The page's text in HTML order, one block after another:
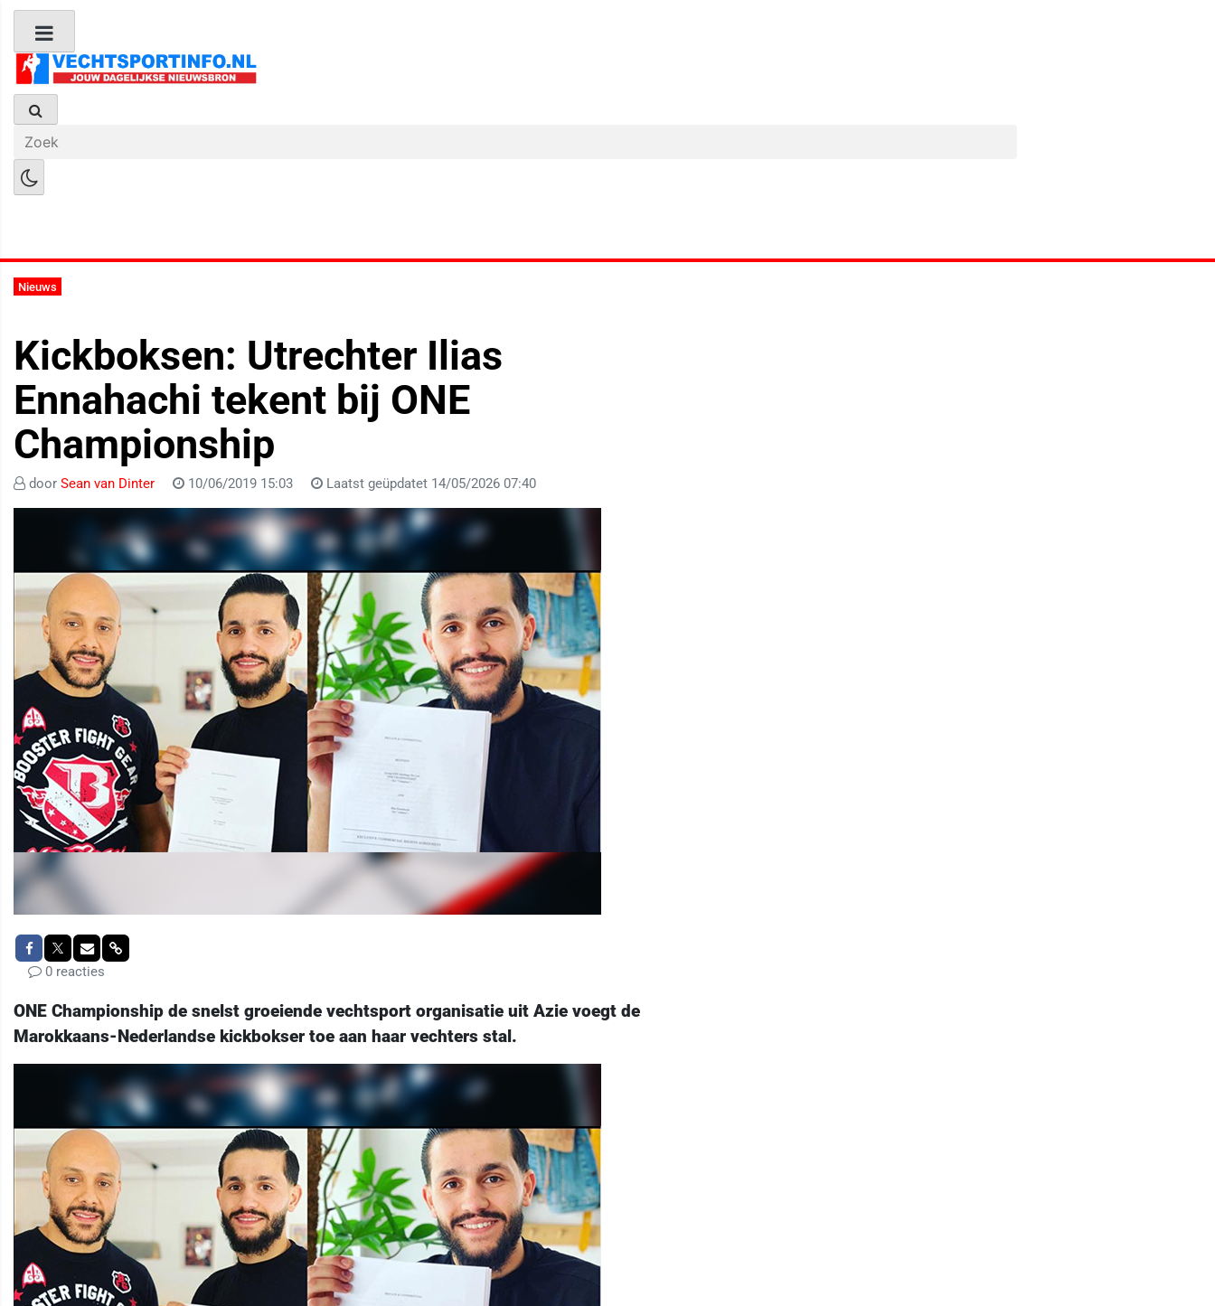
Nieuws
Kickboksen: Utrechter Ilias
Ennahachi tekent bij ONE
Championship
door Sean van Dinter 10/06/2019 15:03 Laatst geüpdatet 14/05/2026 07:40
0 reacties
ONE Championship de snelst groeiende vechtsport organisatie uit Azie voegt de
Marokkaans-Nederlandse kickbokser toe aan haar vechters stal.